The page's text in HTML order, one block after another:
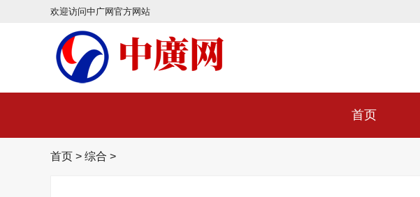
欢迎访问中广网官方网站
首页
首页 > 综合 >